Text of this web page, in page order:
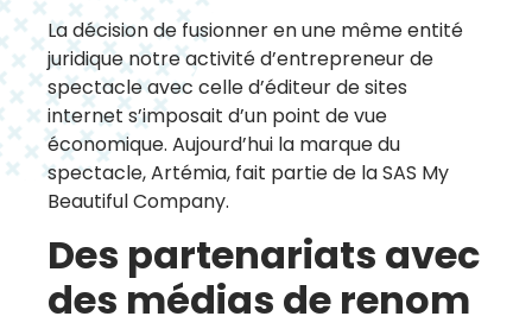
La décision de fusionner en une même entité
juridique notre activité d’entrepreneur de
spectacle avec celle d’éditeur de sites
internet s’imposait d’un point de vue
économique. Aujourd’hui la marque du
spectacle, Artémia, fait partie de la SAS My
Beautiful Company.
Des partenariats avec
des médias de renom